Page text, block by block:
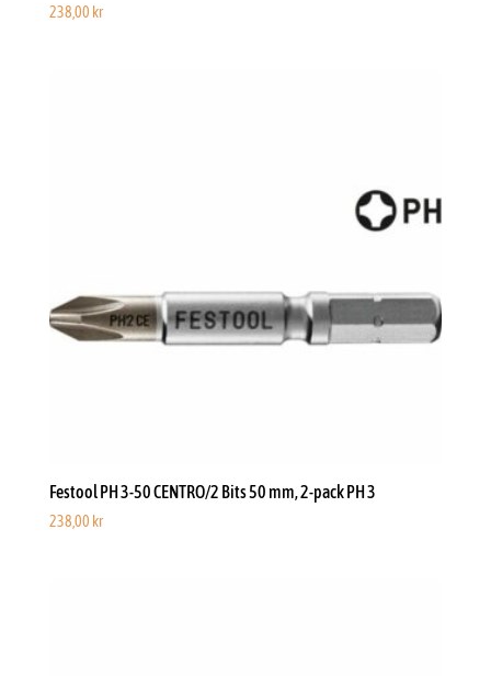
238,00 kr
Festool PH 3-50 CENTRO/2 Bits 50 mm, 2-pack PH 3
238,00 kr